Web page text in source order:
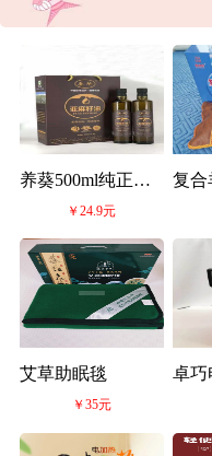
养葵500ml纯正冷
榨亚麻籽油
￥24.9元
复合
艾草助眠毯
￥35元
卓巧